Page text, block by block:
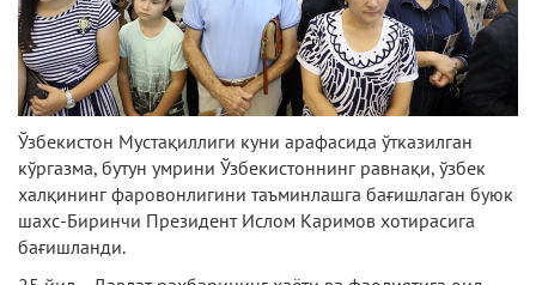
Ўзбекистон Мустақиллиги куни арафасида ўтказилган
кўргазма, бутун умрини Ўзбекистоннинг равнақи, ўзбек
халқининг фаровонлигини таъминлашга бағишлаган буюк
шахс-Биринчи Президент Ислом Каримов хотирасига
бағишланди.